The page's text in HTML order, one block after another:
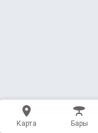
Карта Бары